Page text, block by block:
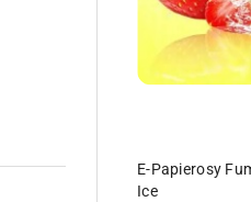
E-Papierosy
Ice